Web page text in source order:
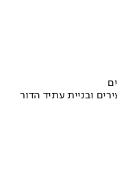
ובניית עתיד הדור